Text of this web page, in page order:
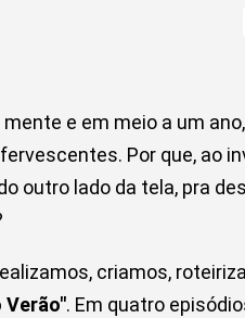
e em meio a um
Por que, ao
outro lado da tela, pra
criamos,
Verão". Em quatro